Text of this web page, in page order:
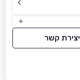
יצירת קשר